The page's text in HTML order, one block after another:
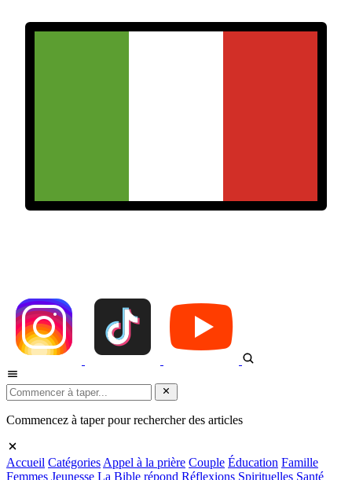
Commencez à taper pour rechercher des articles
Accueil Catégories Appel à la prière Couple Éducation Famille
Femmes Jeunesse La Bible répond Réflexions Spirituelles Santé